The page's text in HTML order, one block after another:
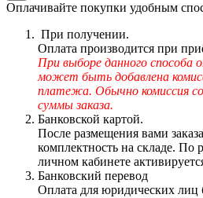
Оплачивайте покупки удобным
При получении.
Оплата производится при
При выборе данного способа
может быть добавлена
платежа. Обычно комиссия
суммы заказа.
Банковской картой.
После размещения вами
комплектность на складе. По
личном кабинете
Банковский перевод
Оплата для юридических лиц